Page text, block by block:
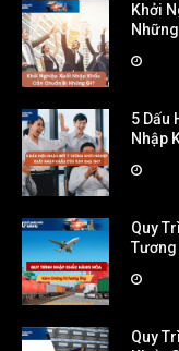
Khởi
5 Dấu
Nhập
Quy
Tương
Quy